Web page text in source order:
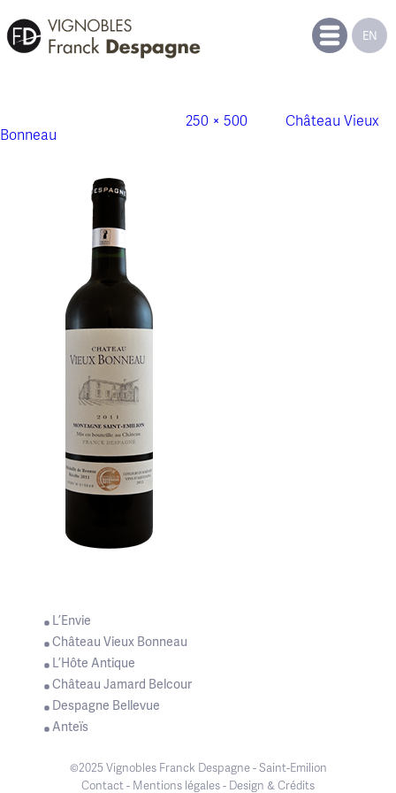
EN
250 × 500 Château Vieux
Bonneau
L’Envie
Château Vieux Bonneau
L’Hôte Antique
Château Jamard Belcour
Despagne Bellevue
Anteïs
©2025 Vignobles Franck Despagne - Saint-Emilion
Contact- Mentions légales- Design & Crédits